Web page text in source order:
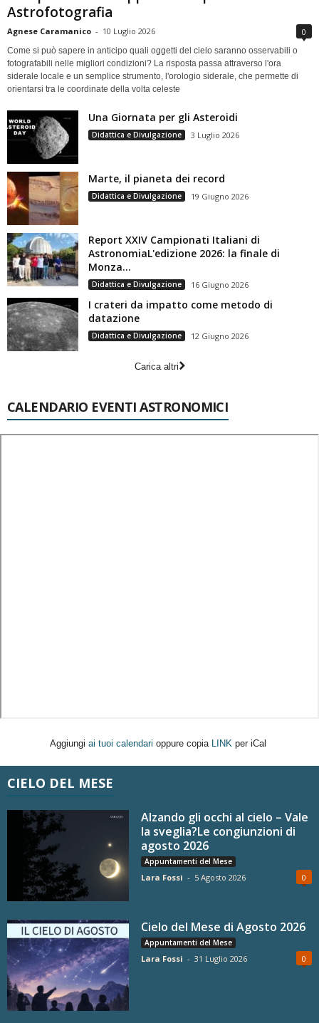
Astrofotografia
Agnese Caramanico - 10 Luglio 2026 0
Come si può sapere in anticipo quali oggetti del cielo saranno osservabili o
fotografabili nelle migliori condizioni? La risposta passa attraverso l'ora
siderale locale e un semplice strumento, l'orologio siderale, che permette di
orientarsi tra le coordinate della volta celeste
Una Giornata per gli Asteroidi
Didattica e Divulgazione 3 Luglio 2026
Marte, il pianeta dei record
Didattica e Divulgazione 19 Giugno 2026
Report XXIV Campionati Italiani di
AstronomiaL'edizione 2026: la finale di
Monza...
Didattica e Divulgazione 16 Giugno 2026
I crateri da impatto come metodo di
datazione
Didattica e Divulgazione 12 Giugno 2026
Carica altri
CALENDARIO EVENTI ASTRONOMICI
Aggiungi ai tuoi calendari oppure copia LINK per iCal
CIELO DEL MESE
Alzando gli occhi al cielo – Vale
la sveglia?Le congiunzioni di
agosto 2026
Appuntamenti del Mese
Lara Fossi - 5 Agosto 2026 0
Cielo del Mese di Agosto 2026
Appuntamenti del Mese
Lara Fossi - 31 Luglio 2026 0